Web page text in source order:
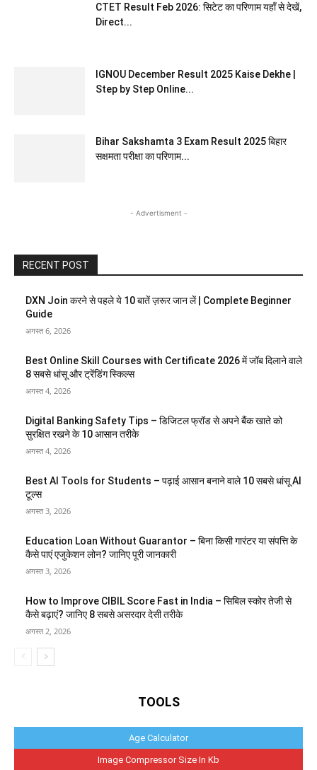
CTET Result Feb 2026: सिटेट का परिणाम यहाँ से देखें,
Direct...
IGNOU December Result 2025 Kaise Dekhe |
Step by Step Online...
Bihar Sakshamta 3 Exam Result 2025 बिहार
सक्षमता परीक्षा का परिणाम...
- Advertisment -
RECENT POST
DXN Join करने से पहले ये 10 बातें ज़रूर जान लें | Complete Beginner
Guide
अगस्त 6, 2026
Best Online Skill Courses with Certificate 2026 में जॉब दिलाने वाले
8 सबसे धांसू और ट्रेंडिंग स्किल्स
अगस्त 4, 2026
Digital Banking Safety Tips – डिजिटल फ्रॉड से अपने बैंक खाते को
सुरक्षित रखने के 10 आसान तरीके
अगस्त 4, 2026
Best AI Tools for Students – पढ़ाई आसान बनाने वाले 10 सबसे धांसू AI
टूल्स
अगस्त 3, 2026
Education Loan Without Guarantor – बिना किसी गारंटर या संपत्ति के
कैसे पाएं एजुकेशन लोन? जानिए पूरी जानकारी
अगस्त 3, 2026
How to Improve CIBIL Score Fast in India – सिबिल स्कोर तेजी से
कैसे बढ़ाएं? जानिए 8 सबसे असरदार देसी तरीके
अगस्त 2, 2026
TOOLS
Age Calculator
Image Compressor Size In Kb